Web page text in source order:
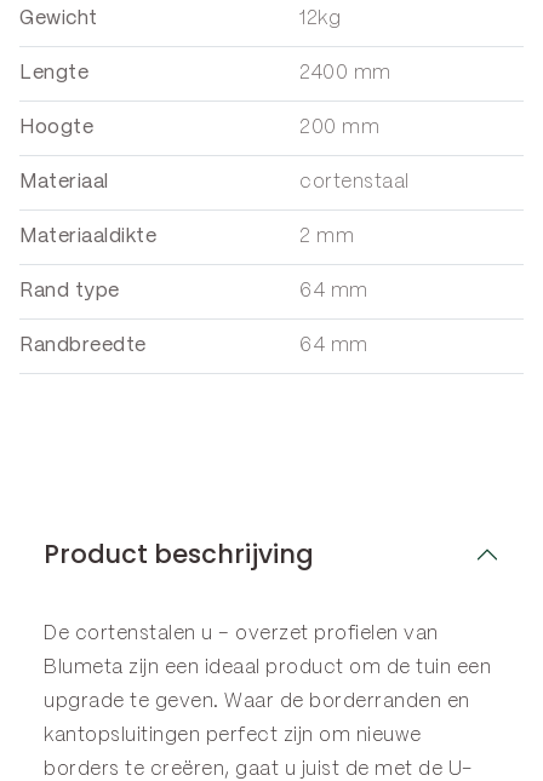
Gewicht 12kg
Lengte 2400 mm
Hoogte 200 mm
Materiaal cortenstaal
Materiaaldikte 2 mm
Rand type 64 mm
Randbreedte 64 mm
Product beschrijving
De cortenstalen u – overzet profielen van
Blumeta zijn een ideaal product om de tuin een
upgrade te geven. Waar de borderranden en
kantopsluitingen perfect zijn om nieuwe
borders te creëren, gaat u juist de met de U-